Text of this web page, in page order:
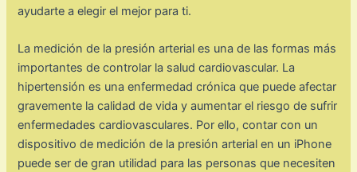
ayudarte a elegir el mejor para ti.
La medición de la presión arterial es una de las formas más
importantes de controlar la salud cardiovascular. La
hipertensión es una enfermedad crónica que puede afectar
gravemente la calidad de vida y aumentar el riesgo de sufrir
enfermedades cardiovasculares. Por ello, contar con un
dispositivo de medición de la presión arterial en un iPhone
puede ser de gran utilidad para las personas que necesiten